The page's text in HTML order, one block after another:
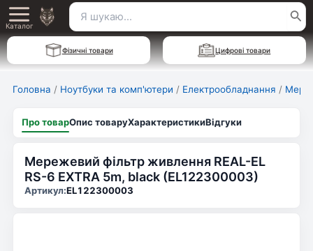
Перейти
до
вмісту
Main
Menu
Каталог
Пошук
для:
Фізичні товари Цифрові товари
Головна / Ноутбуки та комп'ютери / Електрообладнання /
Про товарОпис товаруХарактеристикиВідгуки
Мережевий фільтр живлення REAL-EL
RS-6 EXTRA 5m, black (EL122300003)
Артикул:EL122300003